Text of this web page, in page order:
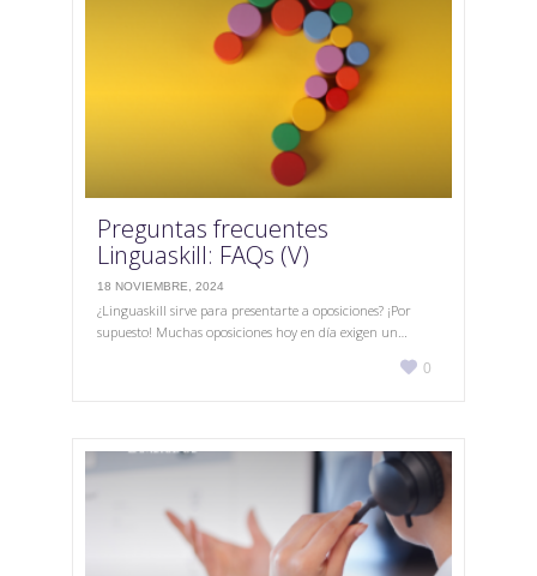
Preguntas frecuentes
Linguaskill: FAQs (V)
18 NOVIEMBRE, 2024
¿Linguaskill sirve para presentarte a oposiciones? ¡Por
supuesto! Muchas oposiciones hoy en día exigen un…
Love
0